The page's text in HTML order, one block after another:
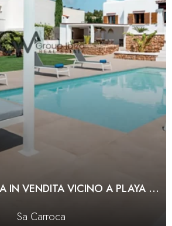
SPLENDIDA VILLA IN VENDITA VICINO A PLAYA D’EN BOSSA
Sa Carroca